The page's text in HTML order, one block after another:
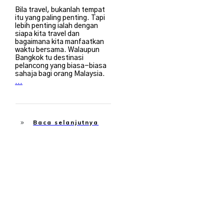
Bila travel, bukanlah tempat
itu yang paling penting. Tapi
lebih penting ialah dengan
siapa kita travel dan
bagaimana kita manfaatkan
waktu bersama. Walaupun
Bangkok tu destinasi
pelancong yang biasa-biasa
sahaja bagi orang Malaysia.
...
Baca selanjutnya